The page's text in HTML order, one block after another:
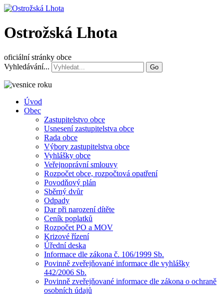
Ostrožská Lhota
oficiální stránky obce
Vyhledávání...
Go
Úvod
Obec
Zastupitelstvo obce
Usnesení zastupitelstva obce
Rada obce
Výbory zastupitelstva obce
Vyhlášky obce
Veřejnoprávní smlouvy
Rozpočet obce, rozpočtová opatření
Povodňový plán
Sběrný dvůr
Odpady
Dar při narození dítěte
Ceník poplatků
Rozpočet PO a MOV
Krizové řízení
Úřední deska
Informace dle zákona č. 106/1999 Sb.
Povinně zveřejňované informace dle vyhlášky
442/2006 Sb.
Povinně zveřejňované informace dle zákona o ochraně
osobních údajů